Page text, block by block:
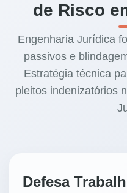
de Risco
Engenharia Jurídica
passivos e
Estratégia técnica
pleitos indenizatórios
Defesa